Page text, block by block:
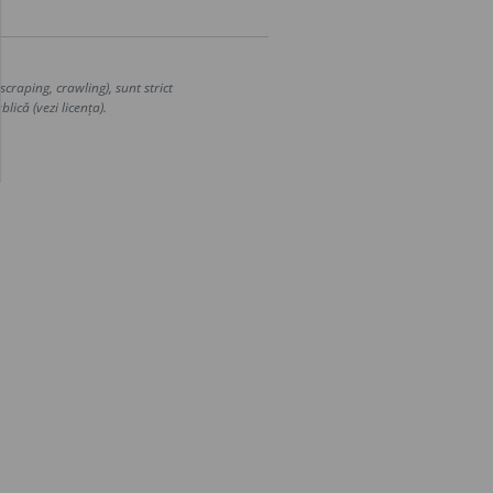
crawling), sunt strict
(vezi licența).